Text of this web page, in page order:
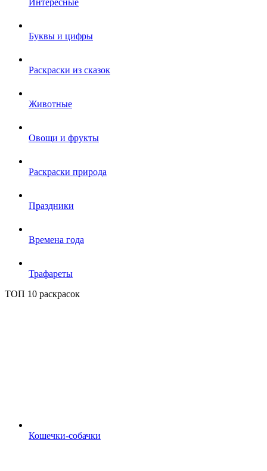
Интересные
Буквы и цифры
Раскраски из сказок
Животные
Овощи и фрукты
Раскраски природа
Праздники
Времена года
Трафареты
ТОП 10 раскрасок
Кошечки-собачки